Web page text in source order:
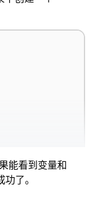
好";
能看到变量和
了。